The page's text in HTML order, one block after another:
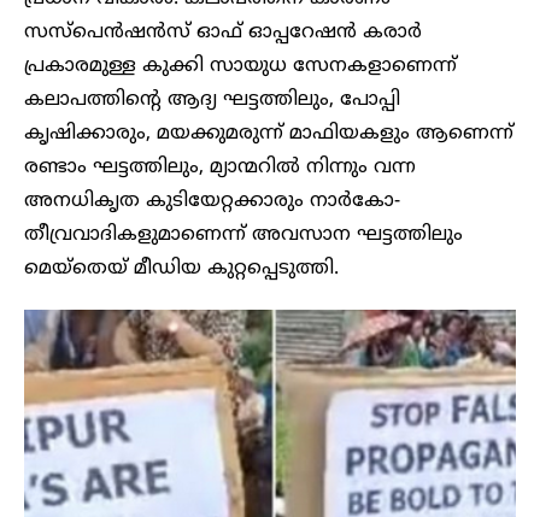
സസ്പെൻഷൻസ് ഓഫ് ഓപ്പറേഷൻ കരാർ
പ്രകാരമുള്ള കുക്കി സായുധ സേനകളാണെന്ന്
കലാപത്തിന്റെ ആദ്യ ഘട്ടത്തിലും, പോപ്പി
കൃഷിക്കാരും, മയക്കുമരുന്ന് മാഫിയകളും ആണെന്ന്
രണ്ടാം ഘട്ടത്തിലും, മ്യാന്മറിൽ നിന്നും വന്ന
അനധികൃത കുടിയേറ്റക്കാരും നാർകോ-
തീവ്രവാദികളുമാണെന്ന് അവസാന ഘട്ടത്തിലും
മെയ്തെയ് മീഡിയ കുറ്റപ്പെടുത്തി.